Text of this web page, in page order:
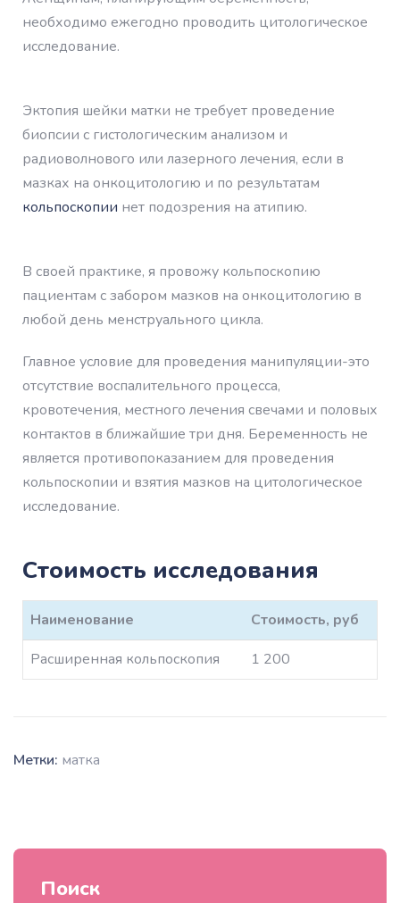
необходимо ежегодно проводить цитологическое
исследование.
Эктопия шейки матки не требует проведение
биопсии с гистологическим анализом и
радиоволнового или лазерного лечения, если в
мазках на онкоцитологию и по результатам
кольпоскопии нет подозрения на атипию.
В своей практике, я провожу кольпоскопию
пациентам с забором мазков на онкоцитологию в
любой день менструального цикла.
Главное условие для проведения манипуляции-это
отсутствие воспалительного процесса,
кровотечения, местного лечения свечами и половых
контактов в ближайшие три дня. Беременность не
является противопоказанием для проведения
кольпоскопии и взятия мазков на цитологическое
исследование.
Стоимость исследования
Наименование
Стоимость, руб
Расширенная кольпоскопия
1 200
Метки: матка
Поиск